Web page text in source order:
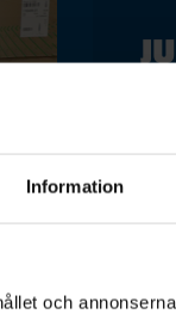
Information
och
Vi